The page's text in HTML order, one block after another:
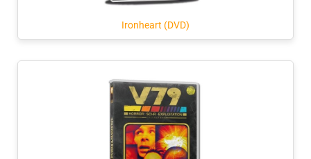
Ironheart (DVD)